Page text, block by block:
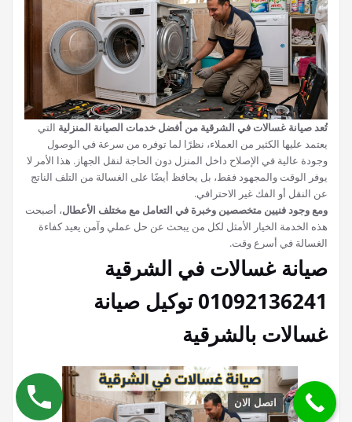
تُعد صيانة غسالات في الشرقية من أفضل خدمات الصيانة المنزلية التي
يعتمد عليها الكثير من العملاء، نظرًا لما توفره من سرعة في الوصول
وجودة عالية في الإصلاح داخل المنزل دون الحاجة لنقل الجهاز. هذا الأمر لا
يوفر الوقت والمجهود فقط، بل يحافظ أيضًا على الغسالة من التلف الناتج
عن النقل أو الفك غير الاحترافي.
ومع وجود فنيين متخصصين وخبرة في التعامل مع مختلف الأعطال، أصبحت
هذه الخدمة الخيار الأمثل لكل من يبحث عن حل عملي وآمن يعيد كفاءة
الغسالة في أسرع وقت.
صيانة غسالات في الشرقية
01092136241 توكيل صيانة
غسالات بالشرقية
اتصل الان